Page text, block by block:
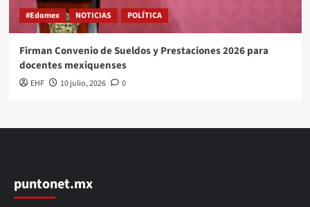
#Edomex NOTICIAS POLÍTICA
Firman Convenio de Sueldos y Prestaciones 2026 para
docentes mexiquenses
EHF 10 julio, 2026 0
puntonet.mx